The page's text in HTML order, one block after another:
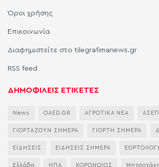
Όροι χρήσης
Επικοινωνία
Διαφημιστείτε στο tilegrafimanews.gr
RSS feed
ΔΗΜΟΦΙΛΕΙΣ ΕΤΙΚΕΤΕΣ
News OAED.GR ΑΓΡΟΤΙΚΑ ΝΕΑ ΑΣΕΠ
ΓΙΟΡΤΑΖΟΥΝ ΣΗΜΕΡΑ ΓΙΟΡΤΗ ΣΗΜΕΡΑ
ΕΙΔΗΣΕΙΣ ΕΙΔΗΣΕΙΣ ΣΗΜΕΡΑ
Ελλάδα ΗΠΑ ΚΟΡΟΝΟΙΟΣ